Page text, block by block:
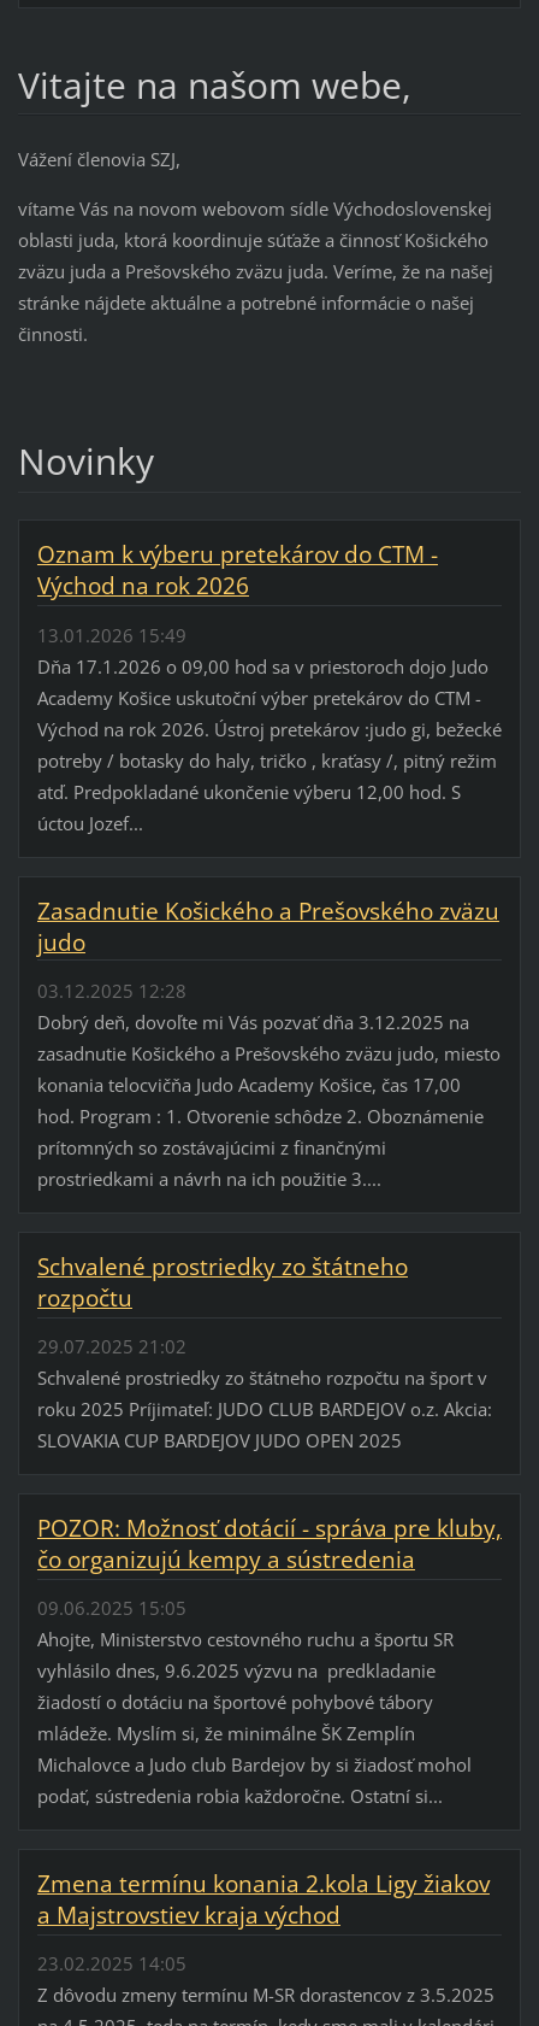
Vitajte na našom webe,
Vážení členovia SZJ,
vítame Vás na novom webovom sídle Východoslovenskej
oblasti juda, ktorá koordinuje súťaže a činnosť Košického
zväzu juda a Prešovského zväzu juda. Veríme, že na našej
stránke nájdete aktuálne a potrebné informácie o našej
činnosti.
Novinky
Oznam k výberu pretekárov do CTM -
Východ na rok 2026
13.01.2026 15:49
Dňa 17.1.2026 o 09,00 hod sa v priestoroch dojo Judo
Academy Košice uskutoční výber pretekárov do CTM -
Východ na rok 2026. Ústroj pretekárov :judo gi, bežecké
potreby / botasky do haly, tričko , kraťasy /, pitný režim
atď. Predpokladané ukončenie výberu 12,00 hod. S
úctou Jozef...
Zasadnutie Košického a Prešovského zväzu
judo
03.12.2025 12:28
Dobrý deň, dovoľte mi Vás pozvať dňa 3.12.2025 na
zasadnutie Košického a Prešovského zväzu judo, miesto
konania telocvičňa Judo Academy Košice, čas 17,00
hod. Program : 1. Otvorenie schôdze 2. Oboznámenie
prítomných so zostávajúcimi z finančnými
prostriedkami a návrh na ich použitie 3....
Schvalené prostriedky zo štátneho
rozpočtu
29.07.2025 21:02
Schvalené prostriedky zo štátneho rozpočtu na šport v
roku 2025 Príjimateľ: JUDO CLUB BARDEJOV o.z. Akcia:
SLOVAKIA CUP BARDEJOV JUDO OPEN 2025
POZOR: Možnosť dotácií - správa pre kluby,
čo organizujú kempy a sústredenia
09.06.2025 15:05
Ahojte, Ministerstvo cestovného ruchu a športu SR
vyhlásilo dnes, 9.6.2025 výzvu na predkladanie
žiadostí o dotáciu na športové pohybové tábory
mládeže. Myslím si, že minimálne ŠK Zemplín
Michalovce a Judo club Bardejov by si žiadosť mohol
podať, sústredenia robia každoročne. Ostatní si...
Zmena termínu konania 2.kola Ligy žiakov
a Majstrovstiev kraja východ
23.02.2025 14:05
Z dôvodu zmeny termínu M-SR dorastencov z 3.5.2025